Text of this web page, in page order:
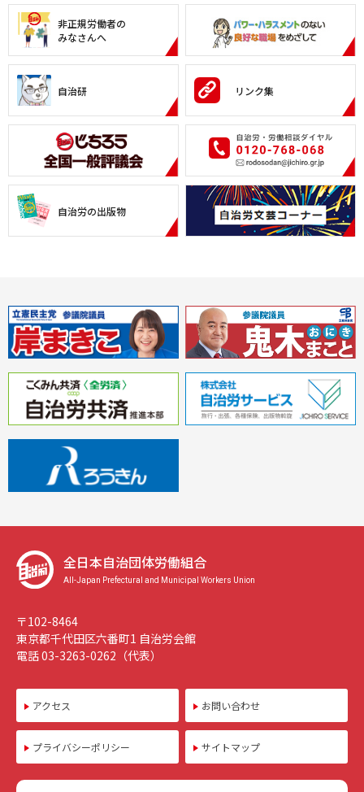
非正規労働者の
みなさんへ
自治研 リンク集
自治労の出版物
全日本自治団体労働組合
All-Japan Prefectural and Municipal Workers Union
〒102-8464
東京都千代田区六番町1 自治労会館
電話 03-3263-0262（代表）
アクセス お問い合わせ
プライバシーポリシー サイトマップ